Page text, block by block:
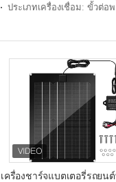
ประเภทเครื่องเชื่อม: ขั้วต่อพลั
เครื่องชาร์จแบตเตอรี่รถยน